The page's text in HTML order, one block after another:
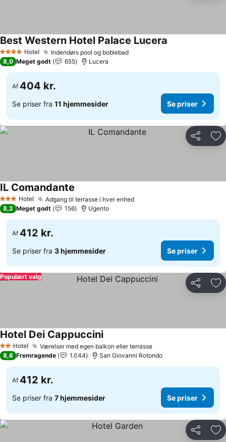
4 StjernerHotel Indendørs pool og boblebadSe priser
Best Western Hotel Palace Lucera
8,0 Meget godt 655 Lucera
Af 404 kr.
Se priser fra 11 hjemmesider Se priser
Del
3 StjernerHotel Adgang til terrasse i hver enhedSe priser
IL Comandante
8,2 Meget godt 156 Ugento
Af 412 kr.
Se priser fra 3 hjemmesider Se priser
Del
Populært valg
2 Stjerner
Hotel Værelser med egen balkon eller terrasseSe priser
Hotel Dei CappucciniSe priser
8,6 Fremragende 1.044 San Giovanni Rotondo
Af 412 kr.
Se priser fra 7 hjemmesider Se priser
Del